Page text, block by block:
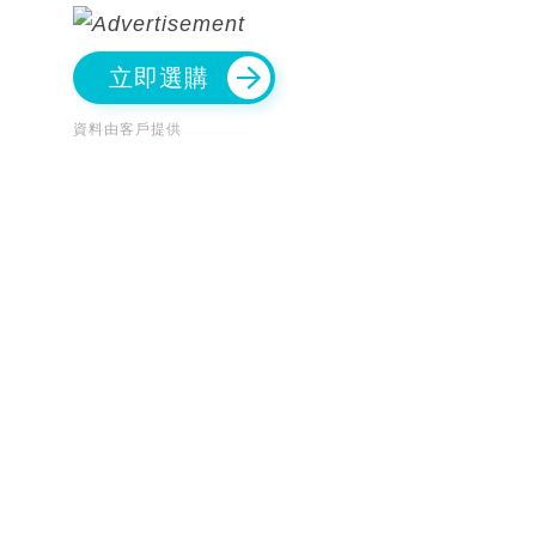
立即選購
資料由客戶提供